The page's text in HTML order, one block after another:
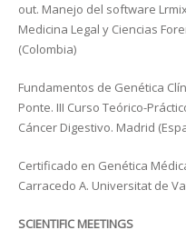
out. Manejo del software
Medicina Legal y Ciencias
(Colombia)
Fundamentos de Genética
Ponte. III Curso Teórico-
Cáncer Digestivo. Madrid
Certificado en Genética
Carracedo A. Universitat de
SCIENTIFIC MEETINGS